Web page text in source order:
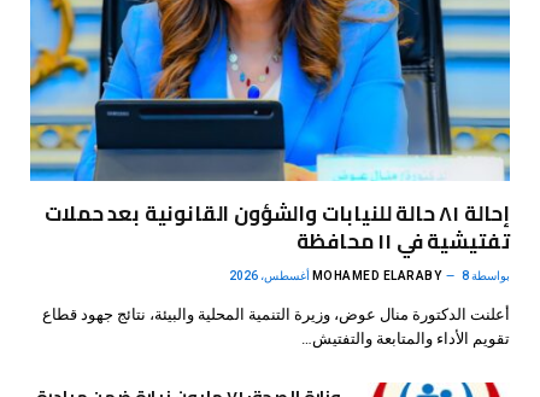
إحالة ٨١ حالة للنيابات والشؤون القانونية بعد حملات
تفتيشية في ١١ محافظة
بواسطة MOHAMED ELARABY 8 أغسطس، 2026
أعلنت الدكتورة منال عوض، وزيرة التنمية المحلية والبيئة، نتائج جهود قطاع
تقويم الأداء والمتابعة والتفتيش…